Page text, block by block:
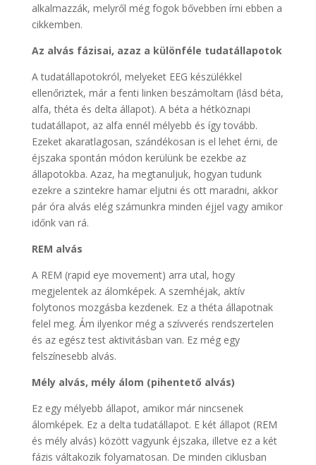
alkalmazzák, melyről még fogok bővebben írni ebben a
cikkemben.
Az alvás fázisai, azaz a különféle tudatállapotok
A tudatállapotokról, melyeket EEG készülékkel
ellenőriztek, már a fenti linken beszámoltam (lásd béta,
alfa, théta és delta állapot). A béta a hétköznapi
tudatállapot, az alfa ennél mélyebb és így tovább.
Ezeket akaratlagosan, szándékosan is el lehet érni, de
éjszaka spontán módon kerülünk be ezekbe az
állapotokba. Azaz, ha megtanuljuk, hogyan tudunk
ezekre a szintekre hamar eljutni és ott maradni, akkor
pár óra alvás elég számunkra minden éjjel vagy amikor
időnk van rá.
REM alvás
A REM (rapid eye movement) arra utal, hogy
megjelentek az álomképek. A szemhéjak, aktív
folytonos mozgásba kezdenek. Ez a théta állapotnak
felel meg. Ám ilyenkor még a szívverés rendszertelen
és az egész test aktivitásban van. Ez még egy
felszínesebb alvás.
Mély alvás, mély álom (pihentető alvás)
Ez egy mélyebb állapot, amikor már nincsenek
álomképek. Ez a delta tudatállapot. E két állapot (REM
és mély alvás) között vagyunk éjszaka, illetve ez a két
fázis váltakozik folyamatosan. De minden ciklusban